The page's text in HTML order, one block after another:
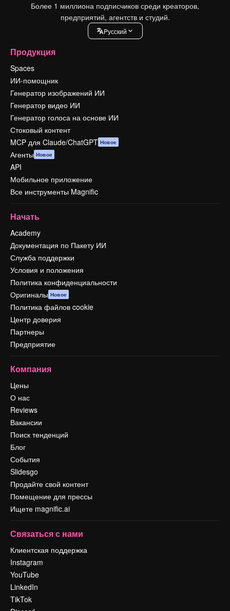
Более 1 миллиона подписчиков среди креаторов,
предприятий, агентств и студий.
Pусский
Продукция
Spaces
ИИ-помощник
Генератор изображений ИИ
Генератор видео ИИ
Генератор голоса на основе ИИ
Стоковый контент
MCP для Claude/ChatGPT Новое
Агенты Новое
API
Мобильное приложение
Все инструменты Magnific
Начать
Academy
Документация по Пакету ИИ
Служба поддержки
Условия и положения
Политика конфиденциальности
Оригиналы Новое
Политика файлов cookie
Центр доверия
Партнеры
Предприятие
Компания
Цены
О нас
Reviews
Вакансии
Поиск тенденций
Блог
События
Slidesgo
Продайте свой контент
Помещение для прессы
Ищете magnific.ai
Связаться с нами
Клиентская поддержка
Instagram
YouTube
LinkedIn
TikTok